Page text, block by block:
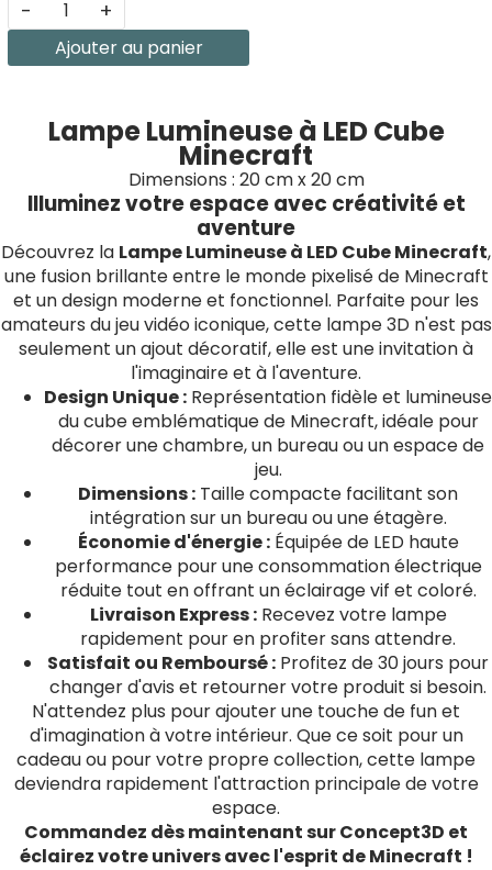
- +
Ajouter au panier
Lampe Lumineuse à LED Cube
Minecraft
Dimensions : 20 cm x 20 cm
Illuminez votre espace avec créativité et
aventure
Découvrez la Lampe Lumineuse à LED Cube Minecraft,
une fusion brillante entre le monde pixelisé de Minecraft
et un design moderne et fonctionnel. Parfaite pour les
amateurs du jeu vidéo iconique, cette lampe 3D n'est pas
seulement un ajout décoratif, elle est une invitation à
l'imaginaire et à l'aventure.
Design Unique : Représentation fidèle et lumineuse
du cube emblématique de Minecraft, idéale pour
décorer une chambre, un bureau ou un espace de
jeu.
Dimensions : Taille compacte facilitant son
intégration sur un bureau ou une étagère.
Économie d'énergie :Équipée de LED haute
performance pour une consommation électrique
réduite tout en offrant un éclairage vif et coloré.
Livraison Express :Recevez votre lampe
rapidement pour en profiter sans attendre.
Satisfait ou Remboursé : Profitez de 30 jours pour
changer d'avis et retourner votre produit si besoin.
N'attendez plus pour ajouter une touche de fun et
d'imagination à votre intérieur. Que ce soit pour un
cadeau ou pour votre propre collection, cette lampe
deviendra rapidement l'attraction principale de votre
espace.
Commandez dès maintenant sur Concept3D et
éclairez votre univers avec l'esprit de Minecraft !